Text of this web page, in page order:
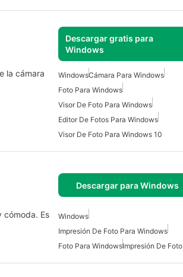
Descargar gratis para
Windows
la cámara
WindowsCámara Para Windows
Foto Para Windows
Visor De Foto Para Windows
Editor De Fotos Para Windows
Visor De Foto Para Windows 10
Descargar para Windows
cómoda. Es
Windows
Impresión De Foto Para Windows
Foto Para WindowsImpresión De Foto